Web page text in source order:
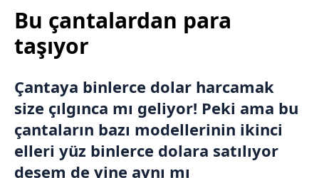
Bu çantalardan para
taşıyor
Çantaya binlerce dolar harcamak
size çılgınca mı geliyor! Peki ama bu
çantaların bazı modellerinin ikinci
elleri yüz binlerce dolara satılıyor
desem de yine aynı mı